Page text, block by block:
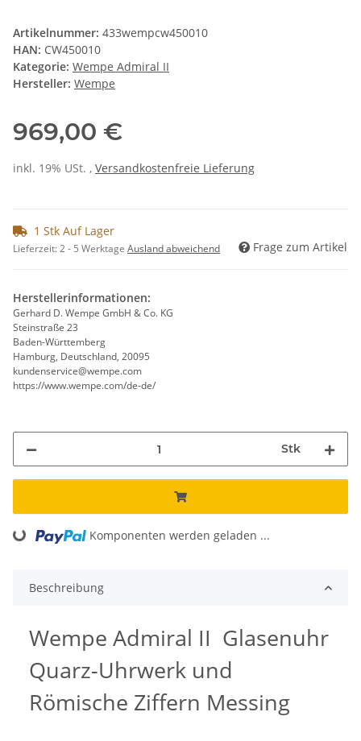
Artikelnummer: 433wempcw450010
HAN: CW450010
Kategorie: Wempe Admiral II
Hersteller: Wempe
969,00 €
inkl. 19% USt. , Versandkostenfreie Lieferung
1 Stk Auf Lager
Lieferzeit:2 - 5 Werktage Ausland abweichend Frage zum Artikel
Herstellerinformationen:
Gerhard D. Wempe GmbH & Co. KG
Steinstraße 23
Baden-Württemberg
Hamburg, Deutschland, 20095
kundenservice@wempe.com
https://www.wempe.com/de-de/
Stk
Loading... Komponenten werden geladen ...
Beschreibung
Wempe Admiral II Glasenuhr
Quarz-Uhrwerk und
Römische Ziffern Messing